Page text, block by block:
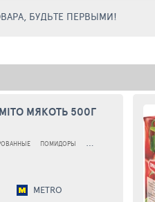
БУДЬТЕ ПЕРВЫМИ!
МЯКОТЬ 500Г
ПОМИДОРЫ МЯКОТЬ ПОМИДОРА
METRO